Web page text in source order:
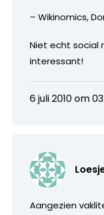
– Wikinomics,
Niet echt social
interessant!
6 juli 2010 om
Aangezien